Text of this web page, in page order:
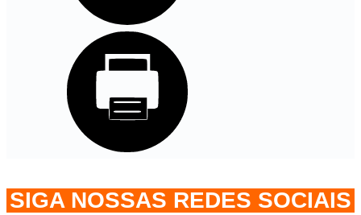
SIGA NOSSAS REDES SOCIAIS